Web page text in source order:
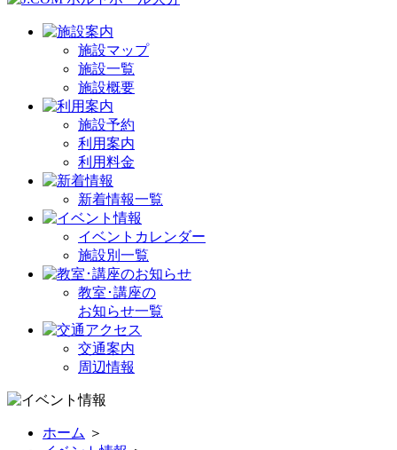
施設マップ
施設一覧
施設概要
施設予約
利用案内
利用料金
新着情報一覧
イベントカレンダー
施設別一覧
教室･講座の
お知らせ一覧
交通案内
周辺情報
ホーム ＞